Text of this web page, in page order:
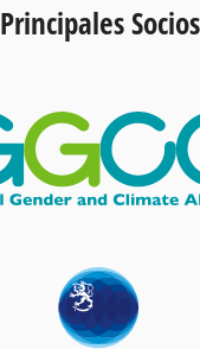
Principales Socios